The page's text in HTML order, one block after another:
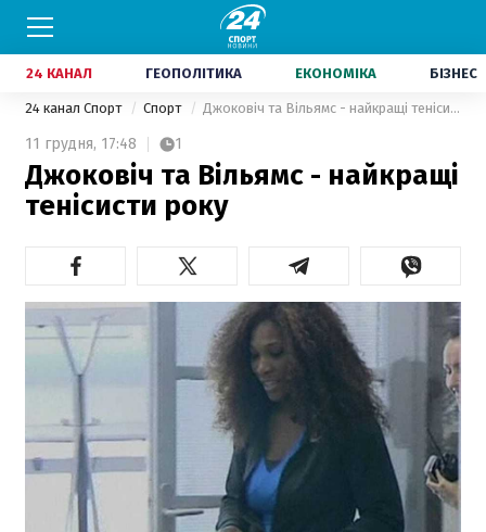
24 КАНАЛ ГЕОПОЛІТИКА ЕКОНОМІКА БІЗНЕС
24 канал Спорт Спорт Джоковіч та Вільямс - найкращі тенісисти року
11 грудня, 17:48 1
Джоковіч та Вільямс - найкращі
тенісисти року